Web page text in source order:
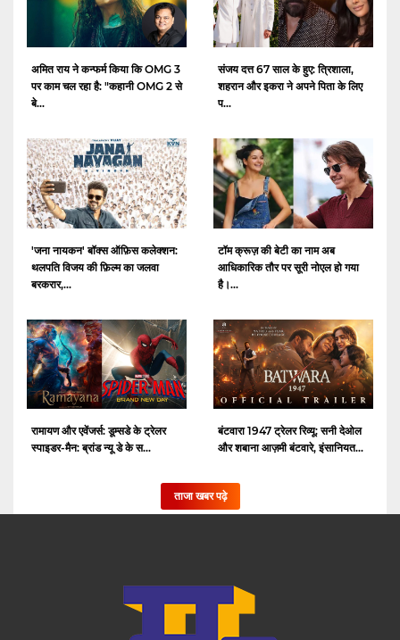
अमित राय ने कन्फर्म किया कि OMG 3
पर काम चल रहा है: "कहानी OMG 2 से
बे...
संजय दत्त 67 साल के हुए: त्रिशाला,
शहरान और इकरा ने अपने पिता के लिए
प...
'जना नायकन' बॉक्स ऑफ़िस कलेक्शन:
थलपति विजय की फ़िल्म का जलवा
बरकरार,...
टॉम क्रूज़ की बेटी का नाम अब
आधिकारिक तौर पर सूरी नोएल हो गया
है।...
रामायण और एवेंजर्स: डूम्सडे के ट्रेलर
स्पाइडर-मैन: ब्रांड न्यू डे के स...
बंटवारा 1947 ट्रेलर रिव्यू: सनी देओल
और शबाना आज़मी बंटवारे, इंसानियत...
ताजा खबर पढ़े